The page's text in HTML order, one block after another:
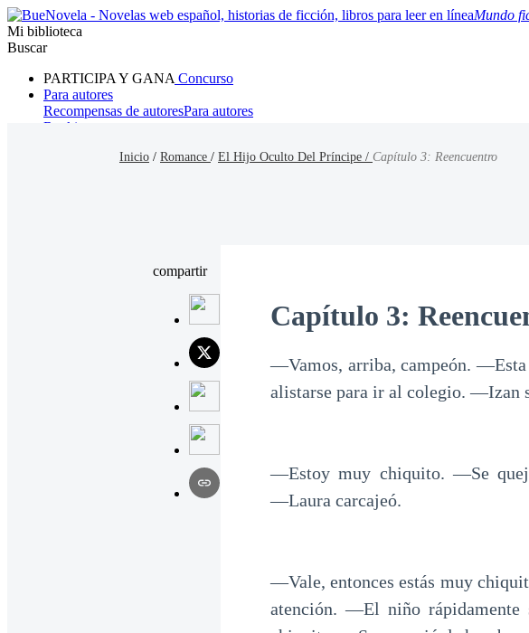
Mundo
Mi biblioteca
Buscar
PARTICIPA Y GANA Concurso
Para autores
Recompensas de autoresPara autores
Ranking
Inicio / Romance / El Hijo Oculto Del Príncipe / Capítulo 3: Reencuentro
compartir
Capítulo 3:
―Vamos, arriba, campeón.
alistarse para ir al colegio. ―Izan
―Estoy muy chiquito. ―Se
―Laura carcajeó.
―Vale, entonces estás muy
atención. ―El niño rápidamente